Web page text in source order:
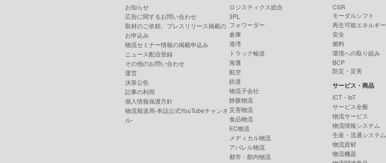
お知らせ
広告に関するお問い合わせ
取材のご依頼、プレスリリース掲載の
お申込み
物流セミナー情報の掲載申込み
ニュース配信登録
その他のお問い合わせ
運営
決算公告
記事の利用
個人情報保護方針
物流報道局-本誌公式YouTubeチャンネ
ル-
ロジスティクス総合
3PL
フォワーダー
倉庫
港湾
トラック輸送
海運
航空
鉄道
物流子会社
静脈物流
災害物流
食品物流
EC物流
メディカル物流
アパレル物流
都市・館内物流
CSR
モーダルシフト
再生可能エネルギー
安全
燃料
環境への取り組み
BCP
防災・災害
サービス・商品
ICT・IoT
サービス全般
物流サービス
物流情報システム
生産・流通システム
物流資材
物流機器